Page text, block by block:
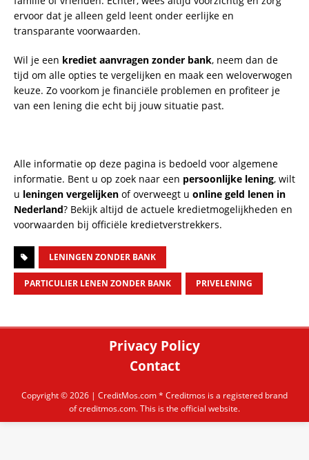
ervoor dat je alleen geld leent onder eerlijke en
transparante voorwaarden.
Wil je een krediet aanvragen zonder bank, neem dan de
tijd om alle opties te vergelijken en maak een weloverwogen
keuze. Zo voorkom je financiële problemen en profiteer je
van een lening die echt bij jouw situatie past.
Alle informatie op deze pagina is bedoeld voor algemene
informatie. Bent u op zoek naar een persoonlijke lening, wilt
u leningen vergelijken of overweegt u online geld lenen in
Nederland? Bekijk altijd de actuele kredietmogelijkheden en
voorwaarden bij officiële kredietverstrekkers.
LENINGEN ZONDER BANK
PARTICULIER LENEN ZONDER BANK PRIVELENING
Privacy Policy
Contact
Copyright © 2026 | CreditMos.com* Creditmos is a registered brand
of creditmos.com. This is the official website.